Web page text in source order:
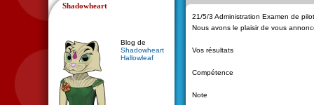
Shadowheart
Blog de
Shadowheart
Hallowleaf
21/5/3 Administration Examen de
Nous avons le plaisir de vous
Vos résultats
Compétence
Note